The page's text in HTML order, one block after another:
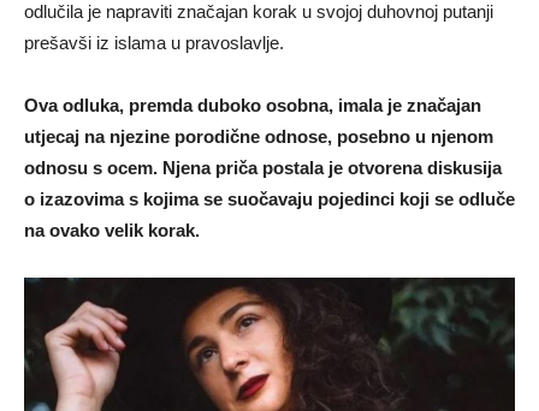
odlučila je napraviti značajan korak u svojoj duhovnoj putanji
prešavši iz islama u pravoslavlje.
Ova odluka, premda duboko osobna, imala je značajan
utjecaj na njezine porodične odnose, posebno u njenom
odnosu s ocem. Njena priča postala je otvorena diskusija
o izazovima s kojima se suočavaju pojedinci koji se odluče
na ovako velik korak.